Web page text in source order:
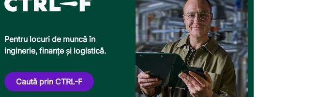
Pentru locuri de muncă în
inginerie, finanțe și logistică.
Caută prin CTRL-F